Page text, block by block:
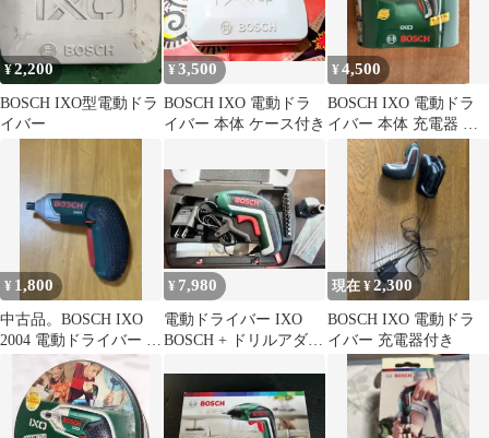
¥2,200
BOSCH IXO型電動ドラ
イバー
¥3,500
BOSCH IXO 電動ドラ
イバー 本体 ケース付き
¥4,500
BOSCH IXO 電動ドラ
イバー 本体 充電器 ビ
ットセット
¥ 1,800
中古品。BOSCH IXO
2004 電動ドライバー 本
¥ 7,980
電動ドライバー IXO
BOSCH + ドリルアダプ
現在 ¥2,300
BOSCH IXO 電動ドラ
イバー 充電器付き